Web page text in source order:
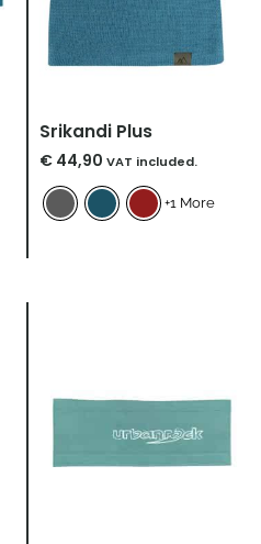
Srikandi Plus
€ 44,90 VAT included.
+1 More